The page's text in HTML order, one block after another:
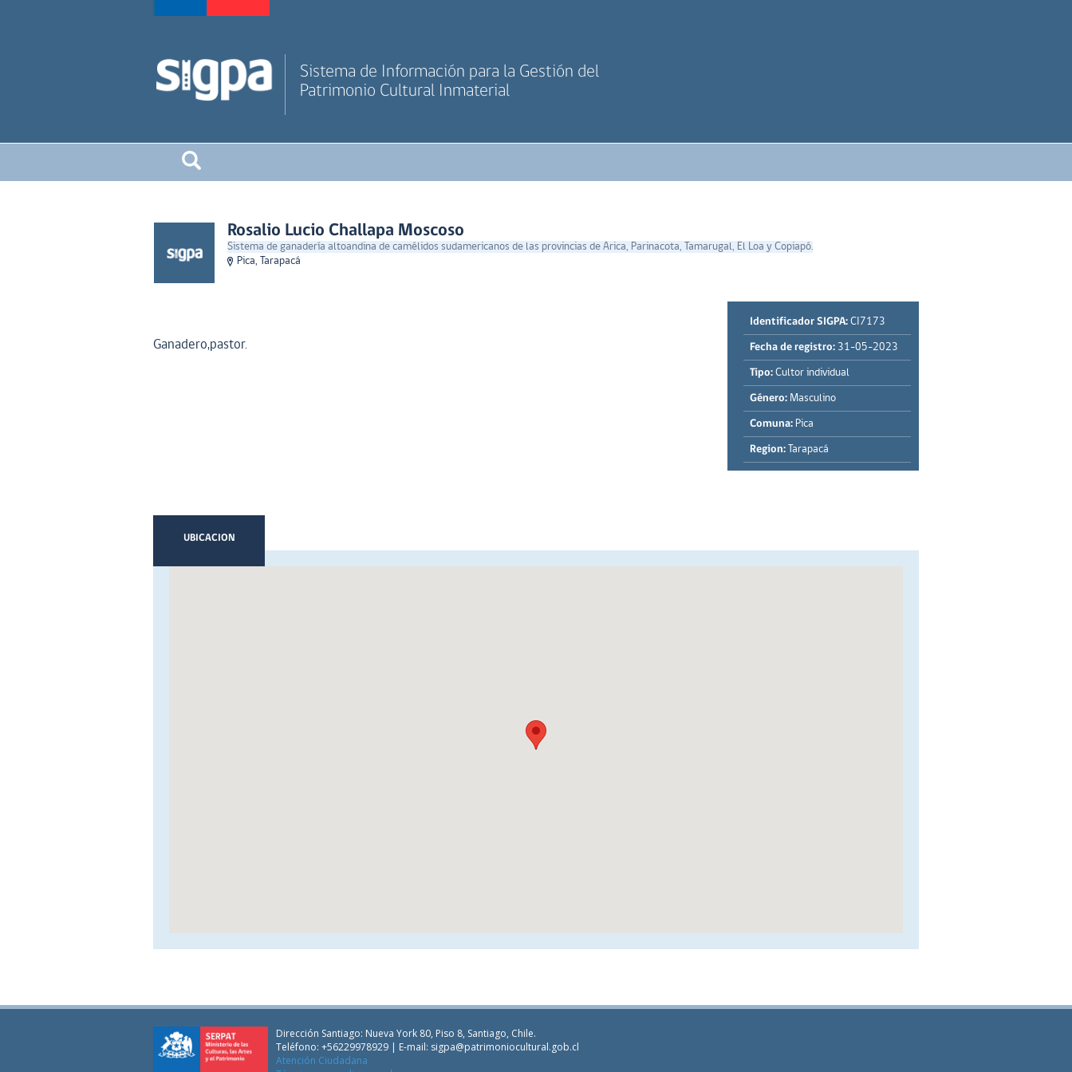
Sistema de Información para la Gestión del
Patrimonio Cultural Inmaterial
Rosalio Lucio Challapa Moscoso
Sistema de ganadería altoandina de camélidos sudamericanos de las provincias de Arica, Parinacota, Tamarugal, El Loa y Copiapó.
Pica, Tarapacá
Ganadero,pastor.
Identificador SIGPA: CI7173
Fecha de registro: 31-05-2023
Tipo: Cultor individual
Género: Masculino
Comuna: Pica
Region: Tarapacá
UBICACION
Dirección Santiago: Nueva York 80, Piso 8, Santiago, Chile.
Teléfono: +56229978929 | E-mail: sigpa@patrimoniocultural.gob.cl
Atención Ciudadana